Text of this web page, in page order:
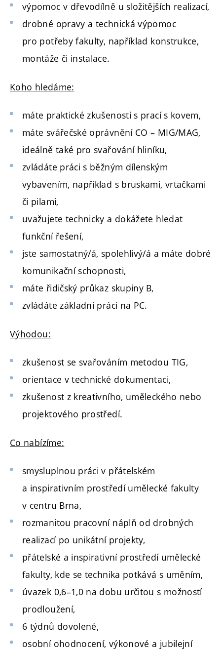
výpomoc v dřevodílně u složitějších realizací,
drobné opravy a technická výpomoc
pro potřeby fakulty, například konstrukce,
montáže či instalace.
Koho hledáme:
máte praktické zkušenosti s prací s kovem,
máte svářečské oprávnění CO – MIG/MAG,
ideálně také pro svařování hliníku,
zvládáte práci s běžným dílenským
vybavením, například s bruskami, vrtačkami
či pilami,
uvažujete technicky a dokážete hledat
funkční řešení,
jste samostatný/á, spolehlivý/á a máte dobré
komunikační schopnosti,
máte řidičský průkaz skupiny B,
zvládáte základní práci na PC.
Výhodou:
zkušenost se svařováním metodou TIG,
orientace v technické dokumentaci,
zkušenost z kreativního, uměleckého nebo
projektového prostředí.
Co nabízíme:
smysluplnou práci v přátelském
a inspirativním prostředí umělecké fakulty
v centru Brna,
rozmanitou pracovní náplň od drobných
realizací po unikátní projekty,
přátelské a inspirativní prostředí umělecké
fakulty, kde se technika potkává s uměním,
úvazek 0,6–1,0 na dobu určitou s možností
prodloužení,
6 týdnů dovolené,
osobní ohodnocení, výkonové a jubilejní